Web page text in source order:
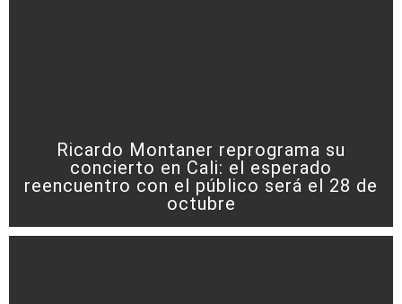
Ricardo Montaner reprograma su
concierto en Cali: el esperado
reencuentro con el público será el 28 de
octubre